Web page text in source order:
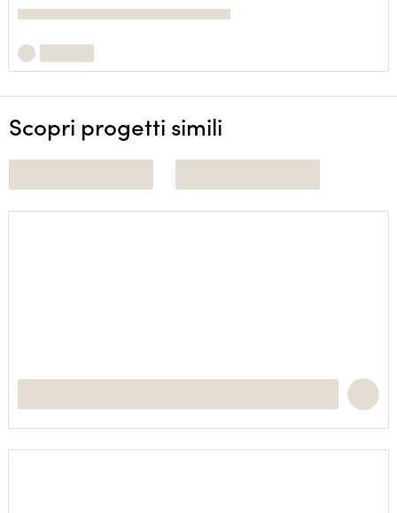
Scopri progetti simili